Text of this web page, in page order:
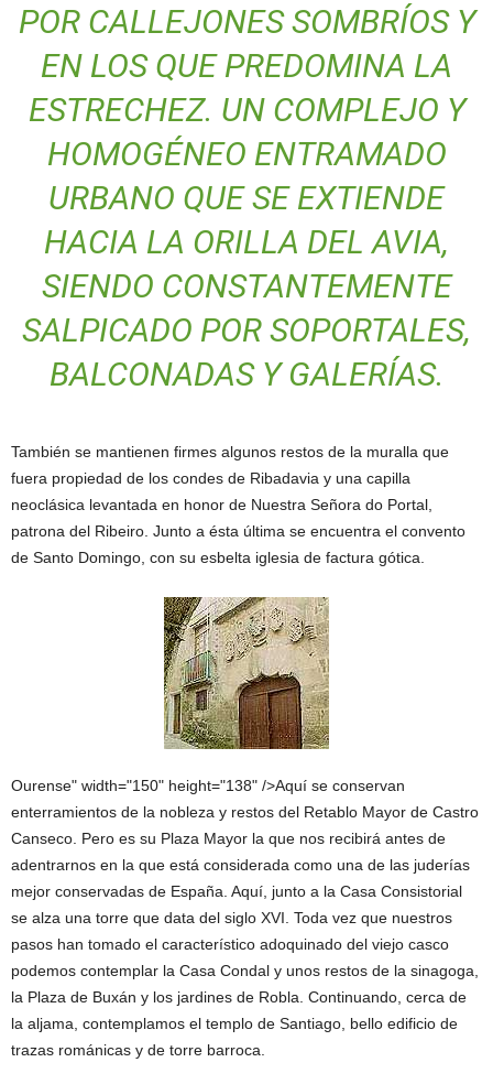
POR CALLEJONES SOMBRÍOS Y
EN LOS QUE PREDOMINA LA
ESTRECHEZ. UN COMPLEJO Y
HOMOGÉNEO ENTRAMADO
URBANO QUE SE EXTIENDE
HACIA LA ORILLA DEL AVIA,
SIENDO CONSTANTEMENTE
SALPICADO POR SOPORTALES,
BALCONADAS Y GALERÍAS.
También se mantienen firmes algunos restos de la muralla que
fuera propiedad de los condes de Ribadavia y una capilla
neoclásica levantada en honor de Nuestra Señora do Portal,
patrona del Ribeiro. Junto a ésta última se encuentra el convento
de Santo Domingo, con su esbelta iglesia de factura gótica.
Ourense" width="150" height="138" />Aquí se conservan
enterramientos de la nobleza y restos del Retablo Mayor de Castro
Canseco. Pero es su Plaza Mayor la que nos recibirá antes de
adentrarnos en la que está considerada como una de las juderías
mejor conservadas de España. Aquí, junto a la Casa Consistorial
se alza una torre que data del siglo XVI. Toda vez que nuestros
pasos han tomado el característico adoquinado del viejo casco
podemos contemplar la Casa Condal y unos restos de la sinagoga,
la Plaza de Buxán y los jardines de Robla. Continuando, cerca de
la aljama, contemplamos el templo de Santiago, bello edificio de
trazas románicas y de torre barroca.